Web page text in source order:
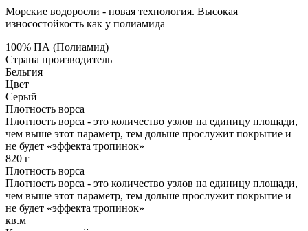
Морские водоросли - новая технология. Высокая
износостойкость как у полиамида
100% ПА (Полиамид)
Страна производитель
Бельгия
Цвет
Серый
Плотность ворса
Плотность ворса - это количество узлов на единицу площади,
чем выше этот параметр, тем дольше прослужит покрытие и
не будет «эффекта тропинок»
820 г
Плотность ворса
Плотность ворса - это количество узлов на единицу площади,
чем выше этот параметр, тем дольше прослужит покрытие и
не будет «эффекта тропинок»
кв.м